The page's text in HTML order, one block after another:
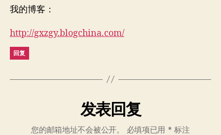
我的博客：
http://gxzgy.blogchina.com/
回复
发表回复
您的邮箱地址不会被公开。 必填项已用 * 标注